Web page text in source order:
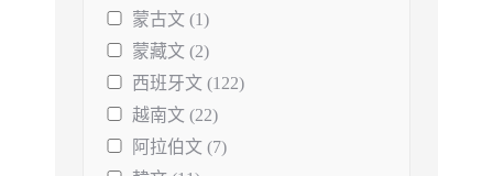
蒙古文 (1)
蒙藏文 (2)
西班牙文 (122)
越南文 (22)
阿拉伯文 (7)